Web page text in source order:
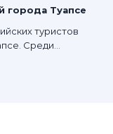
города Туапсе
туристов
Среди...